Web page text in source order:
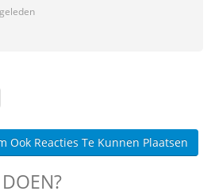
Ook Reacties Te Kunnen Plaatsen